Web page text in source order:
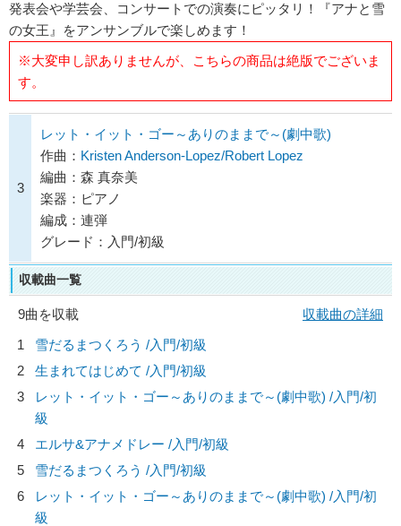
発表会や学芸会、コンサートでの演奏にピッタリ！『アナと雪
の女王』をアンサンブルで楽しめます！
※大変申し訳ありませんが、こちらの商品は絶版でございま
す。
3
レット・イット・ゴー～ありのままで～(劇中歌)
作曲： Kristen Anderson-Lopez/Robert Lopez
編曲：森 真奈美
楽器：ピアノ
編成：連弾
グレード：入門/初級
収載曲一覧
9曲を収載
収載曲の詳細
1
雪だるまつくろう /入門/初級
2
生まれてはじめて /入門/初級
3
レット・イット・ゴー～ありのままで～(劇中歌) /入門/初
級
4
エルサ&アナメドレー /入門/初級
5
雪だるまつくろう /入門/初級
6
レット・イット・ゴー～ありのままで～(劇中歌) /入門/初
級